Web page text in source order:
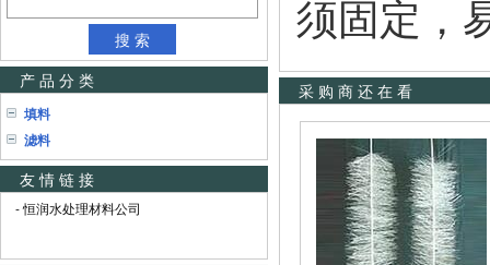
搜 索
产品分类
填料
滤料
友情链接
- 恒润水处理材料公司
须固定，
采购商还在看